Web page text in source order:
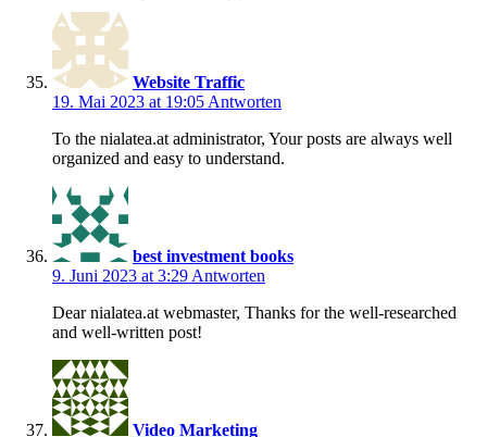
Website Traffic
19. Mai 2023 at 19:05 Antworten
To the nialatea.at administrator, Your posts are always well
organized and easy to understand.
best investment books
9. Juni 2023 at 3:29 Antworten
Dear nialatea.at webmaster, Thanks for the well-researched
and well-written post!
Video Marketing